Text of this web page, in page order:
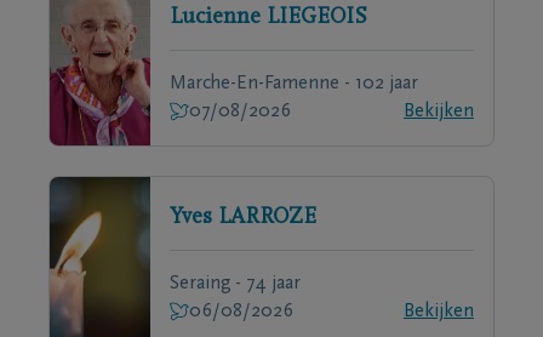
Lucienne LIEGEOIS
Marche-En-Famenne - 102 jaar
07/08/2026
Bekijken
Yves LARROZE
Seraing - 74 jaar
06/08/2026
Bekijken